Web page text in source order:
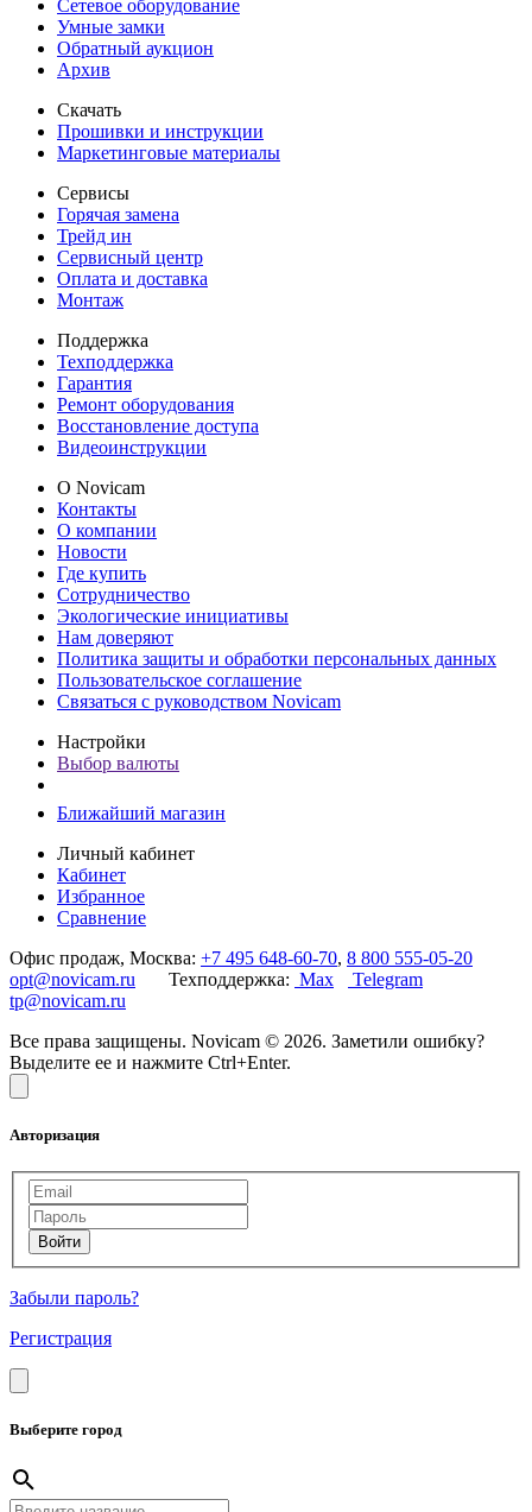
Сетевое оборудование
Умные замки
Обратный аукцион
Архив
Скачать
Прошивки и инструкции
Маркетинговые материалы
Сервисы
Горячая замена
Трейд ин
Сервисный центр
Оплата и доставка
Монтаж
Поддержка
Техподдержка
Гарантия
Ремонт оборудования
Восстановление доступа
Видеоинструкции
О Novicam
Контакты
О компании
Новости
Где купить
Сотрудничество
Экологические инициативы
Нам доверяют
Политика защиты и обработки персональных данных
Пользовательское соглашение
Связаться с руководством Novicam
Настройки
Выбор валюты
Ближайший магазин
Личный кабинет
Кабинет
Избранное
Сравнение
Офис продаж, Москва: +7 495 648-60-70, 8 800 555-05-20
opt@novicam.ru Техподдержка: Max
Telegram
tp@novicam.ru
Все права защищены. Novicam © 2026. Заметили ошибку?
Выделите ее и нажмите Ctrl+Enter.
Авторизация
Забыли пароль?
Регистрация
Выберите город